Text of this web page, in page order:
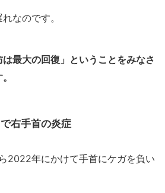
なのです。
最大の回復」ということをみなさ
右手首の炎症
2022年にかけて手首にケガを負い